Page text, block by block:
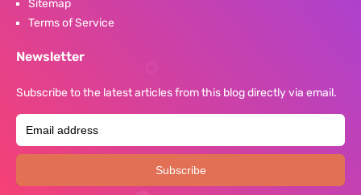
Sitemap
Terms of Service
Newsletter
Subscribe to the latest articles from this blog directly via email.